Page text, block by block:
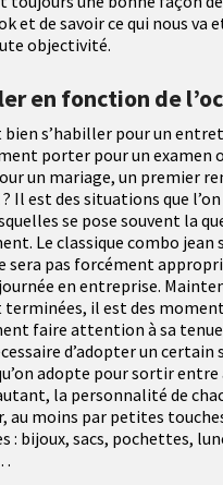
et de savoir ce qui nous va
objectivité.
en fonction de
s’habiller pour un
porter pour un examen
un mariage, un premier
Il est des situations que l’on
se pose souvent la
Le classique combo
sera pas forcément
en entreprise.
terminées, il est des
faire attention à sa
d’adopter un
adopte pour sortir
la personnalité de
au moins par petites
: bijoux, sacs, pochettes,